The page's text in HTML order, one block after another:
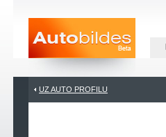
UZ AUTO PROFILU